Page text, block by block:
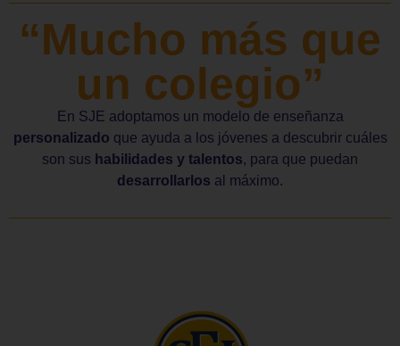
“Mucho más que
un colegio”
En SJE adoptamos un modelo de enseñanza
personalizado que ayuda a los jóvenes a descubrir cuáles
son sus habilidades y talentos, para que puedan
desarrollarlos al máximo.